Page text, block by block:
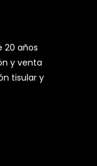
20 años
y venta
tisular y